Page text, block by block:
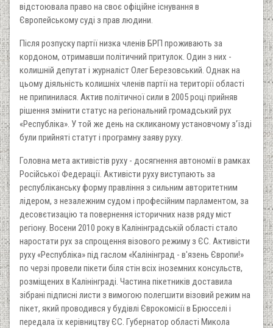
відстоювала право на своє офіційне існування в
Європейському суді з прав людини.
Після розпуску партії низка членів БРП проживають за
кордоном, отримавши політичний притулок. Один з них -
колишній депутат і журналіст Олег Березовський. Однак на
цьому діяльність колишніх членів партії на території області
не припинилася. Актив політичної сили в 2005 році прийняв
рішення змінити статус на регіональний громадський рух
«Республіка». У той же день на скликаному установчому з'їзді
були прийняті статут і програмну заяву руху.
Головна мета активістів руху - досягнення автономії в рамках
Російської Федерації. Активісти руху виступають за
республіканську форму правління з сильним авторитетним
лідером, з незалежним судом і професійним парламентом, за
десовєтизацію та повернення історичних назв ряду міст
регіону. Восени 2010 року в Калінінградській області стало
наростати рух за спрощення візового режиму з ЄС. Активісти
руху «Республіка» під гаслом «Калінінград - в'язень Європи!»
по черзі провели пікети біля стін всіх іноземних консульств,
розміщених в Калінінграді. Частина пікетників доставила
зібрані підписні листи з вимогою полегшити візовий режим на
пікет, який проводився у будівлі Єврокомісії в Брюсселі і
передала їх керівництву ЄС. Губернатор області Микола